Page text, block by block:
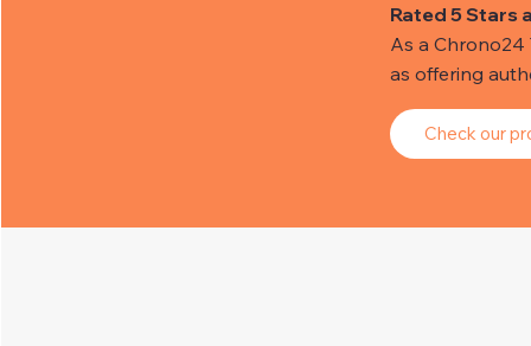
Rated 5 Stars
As a Chrono24
as offering
Check our